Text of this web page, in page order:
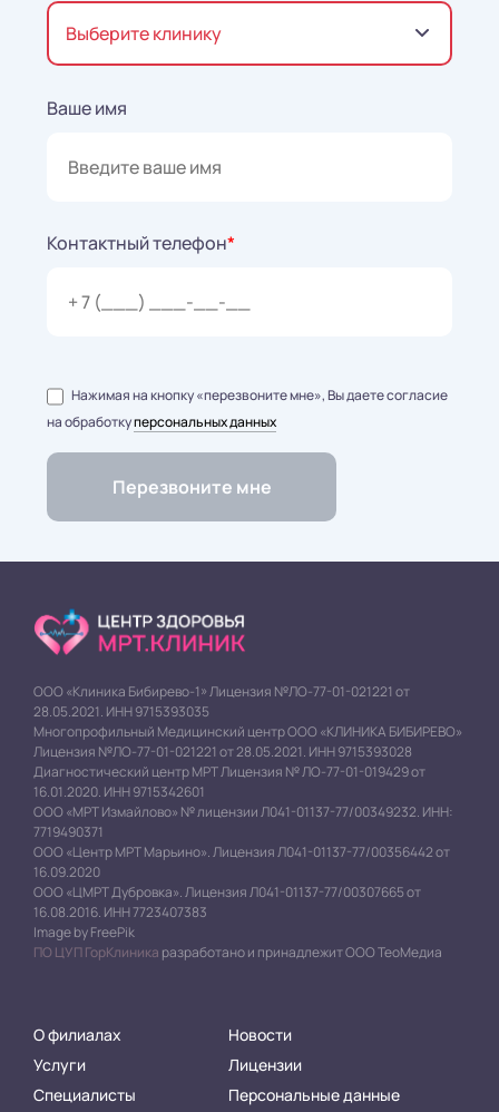
Выберите клинику
Ваше имя
Контактный телефон*
Нажимая на кнопку «перезвоните мне», Вы даете согласие
на обработкуперсональных данных
ООО «Клиника Бибирево-1» Лицензия №ЛО-77-01-021221 от
28.05.2021. ИНН 9715393035
Многопрофильный Медицинский центр ООО «КЛИНИКА БИБИРЕВО»
Лицензия №ЛО-77-01-021221 от 28.05.2021. ИНН 9715393028
Диагностический центр МРТ Лицензия № ЛО-77-01-019429 от
16.01.2020. ИНН 9715342601
ООО «МРТ Измайлово» № лицензии Л041-01137-77/00349232. ИНН:
7719490371
ООО «Центр МРТ Марьино». Лицензия Л041-01137-77/00356442 от
16.09.2020
ООО «ЦМРТ Дубровка». Лицензия Л041-01137-77/00307665 от
16.08.2016. ИНН 7723407383
Image by FreePik
ПО ЦУП ГорКлиника разработано и принадлежит ООО ТеоМедиа
О филиалах
Услуги
Специалисты
Новости
Лицензии
Персональные данные